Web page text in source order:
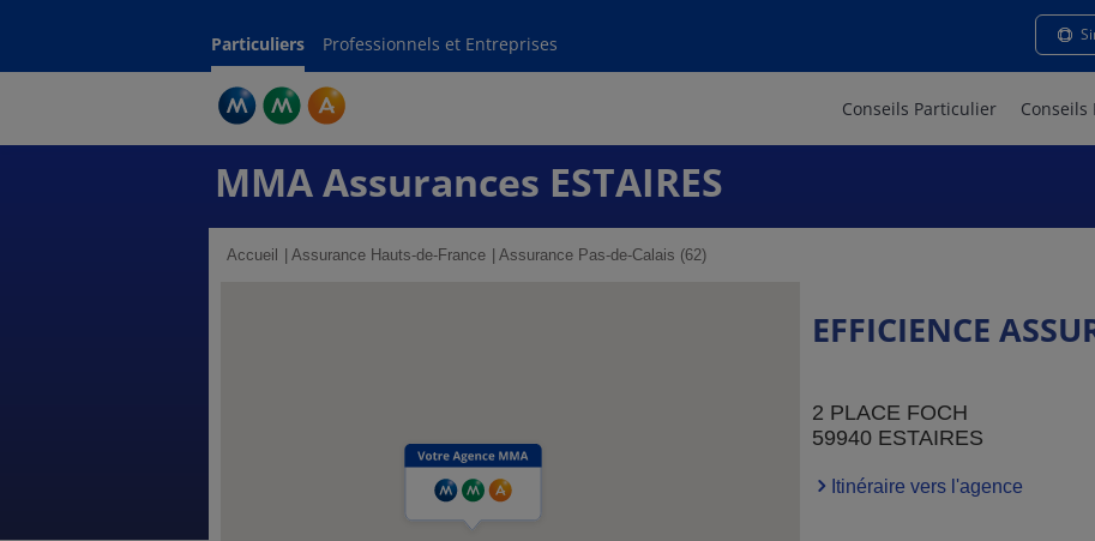
Particuliers Professionnels et Entreprises
Conseils Particulier Conseils
MMA Assurances ESTAIRES
Accueil Assurance Hauts-de-France Assurance Pas-de-Calais (62)
EFFICIENCE
2 PLACE FOCH
59940 ESTAIRES
Itinéraire vers l'agence